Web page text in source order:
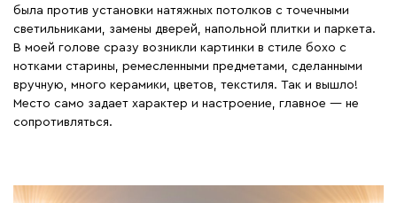
была против установки натяжных потолков с точечными
светильниками, замены дверей, напольной плитки и паркета.
В моей голове сразу возникли картинки в стиле бохо с
нотками старины, ремесленными предметами, сделанными
вручную, много керамики, цветов, текстиля. Так и вышло!
Место само задает характер и настроение, главное — не
сопротивляться.